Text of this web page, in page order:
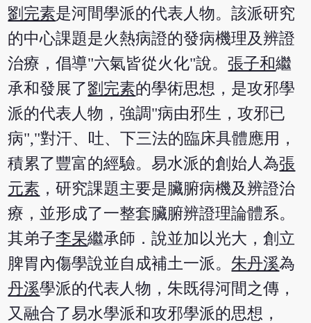
劉完素是河間學派的代表人物。該派研究
的中心課題是火熱病證的發病機理及辨證
治療，倡導"六氣皆從火化"說。張子和繼
承和發展了劉完素的學術思想，是攻邪學
派的代表人物，強調"病由邪生，攻邪已
病","對汗、吐、下三法的臨床具體應用，
積累了豐富的經驗。易水派的創始人為張
元素 ，研究課題主要是臟腑病機及辨證治
療，並形成了一整套臟腑辨證理論體系。
其弟子李杲繼承師．說並加以光大，創立
脾胃內傷學說並自成補土一派。 朱丹溪為
丹溪學派的代表人物，朱既得河間之傳，
又融合了易水學派和攻邪學派的思想，